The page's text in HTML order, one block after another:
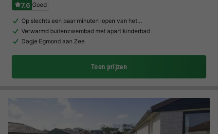
7.6 Goed
Op slechts een paar minuten lopen van het…
Verwarmd buitenzwembad met apart kinderbad
Dagje Egmond aan Zee
Toon prijzen